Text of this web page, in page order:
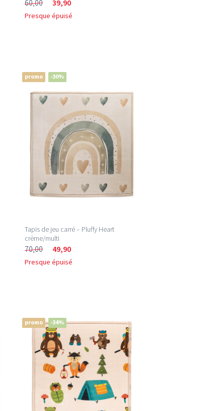
60,00 39,90
Presque épuisé
promo -30%
Tapis de jeu carré – Pluffy Heart
crème/multi
70,00 49,90
Presque épuisé
promo -34%